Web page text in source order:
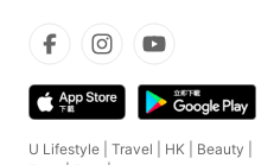
U Lifestyle Travel HK Beauty